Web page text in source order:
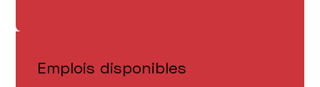
Emplois disponibles